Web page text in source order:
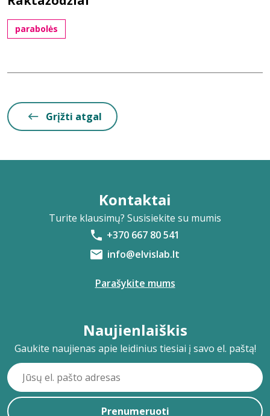
parabolės
Grįžti atgal
Kontaktai
Turite klausimų? Susisiekite su mumis
+370 667 80 541
info@elvislab.lt
Parašykite mums
Naujienlaiškis
Gaukite naujienas apie leidinius tiesiai į savo el. paštą!
Prenumeruoti